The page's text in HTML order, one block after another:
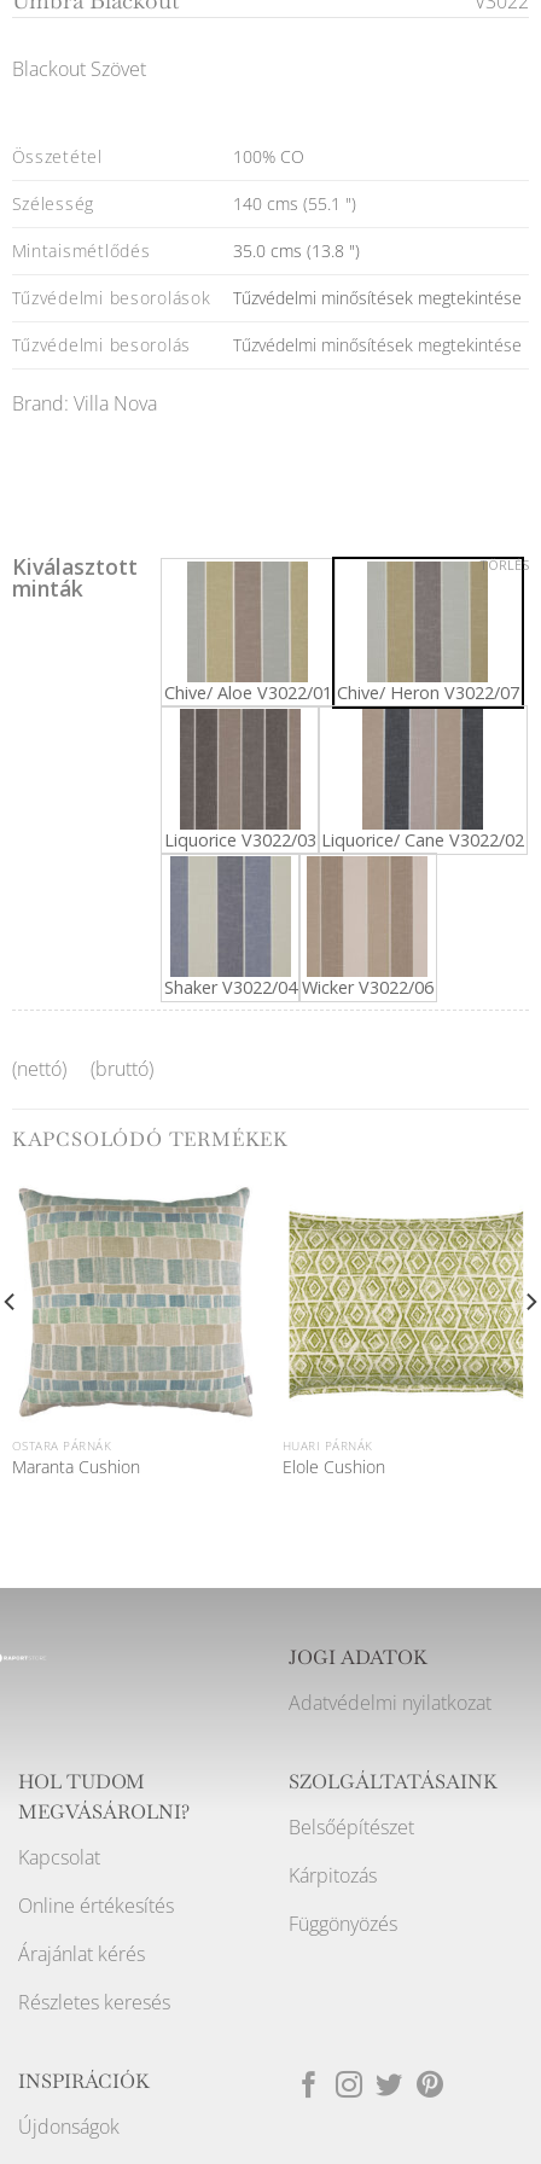
Blackout Szövet
Összetétel 100% CO
Szélesség 140 cms (55.1 ")
Mintaismétlődés 35.0 cms (13.8 ")
Tűzvédelmi besorolások Tűzvédelmi minősítések megtekintése
Tűzvédelmi besorolás Tűzvédelmi minősítések megtekintése
Brand: Villa Nova
Kiválasztott
minták
Chive/ Aloe V3022/01 Chive/ Heron V3022/07
Liquorice V3022/03 Liquorice/ Cane V3022/02
Shaker V3022/04 Wicker V3022/06
TÖRLÉS
(nettó) (bruttó)
KAPCSOLÓDÓ TERMÉKEK
OSTARA PÁRNÁK
Maranta Cushion
HUARI PÁRNÁK
Elole Cushion
JOGI ADATOK
Adatvédelmi nyilatkozat
HOL TUDOM
MEGVÁSÁROLNI?
Kapcsolat
Online értékesítés
Árajánlat kérés
Részletes keresés
SZOLGÁLTATÁSAINK
Belsőépítészet
Kárpitozás
Függönyözés
INSPIRÁCIÓK
Újdonságok